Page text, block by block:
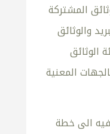
المشتركة
والوثائق
الوثائق
المعنية
الى خطة